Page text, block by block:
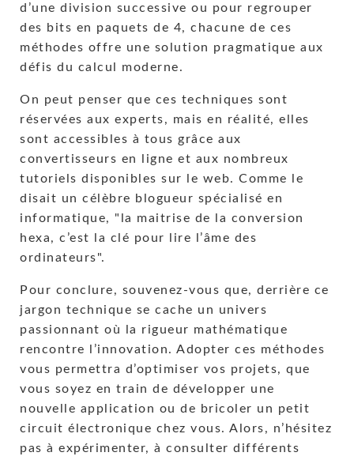
d’une division successive ou pour regrouper
des bits en paquets de 4, chacune de ces
méthodes offre une solution pragmatique aux
défis du calcul moderne.
On peut penser que ces techniques sont
réservées aux experts, mais en réalité, elles
sont accessibles à tous grâce aux
convertisseurs en ligne et aux nombreux
tutoriels disponibles sur le web. Comme le
disait un célèbre blogueur spécialisé en
informatique,
la maitrise de la conversion
hexa, c’est la clé pour lire l’âme des
ordinateurs .
Pour conclure, souvenez-vous que, derrière ce
jargon technique se cache un univers
passionnant où la rigueur mathématique
rencontre l’innovation. Adopter ces méthodes
vous permettra d’optimiser vos projets, que
vous soyez en train de développer une
nouvelle application ou de bricoler un petit
circuit électronique chez vous. Alors, n’hésitez
pas à expérimenter, à consulter différents